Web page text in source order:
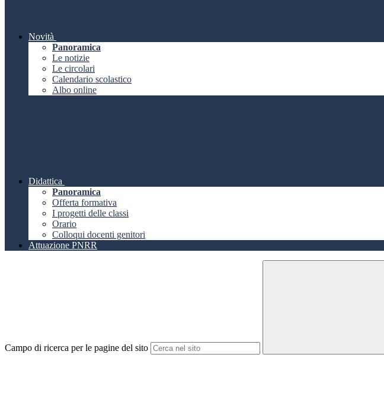
Novità
Panoramica
Le notizie
Le circolari
Calendario scolastico
Albo online
Didattica
Panoramica
Offerta formativa
I progetti delle classi
Orario
Colloqui docenti genitori
Attuazione PNRR
Campo di ricerca per le pagine del sito